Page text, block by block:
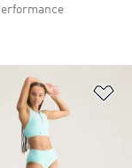
życzeń